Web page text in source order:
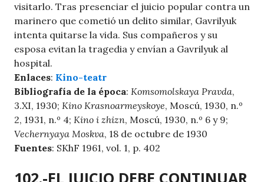
visitarlo. Tras presenciar el juicio popular contra un
marinero que cometió un delito similar, Gavrilyuk
intenta quitarse la vida. Sus compañeros y su
esposa evitan la tragedia y envían a Gavrilyuk al
hospital.
Enlaces: Kino-teatr
Bibliografía de la época: Komsomolskaya Pravda,
3.XI, 1930; Kino Krasnoarmeyskoye, Moscú, 1930, n.º
2, 1931, n.º 4; Kino i zhizn, Moscú, 1930, n.º 6 y 9;
Vechernyaya Moskva, 18 de octubre de 1930
Fuentes: SKhF 1961, vol. 1, p. 402
102.-EL JUICIO DEBE CONTINUAR